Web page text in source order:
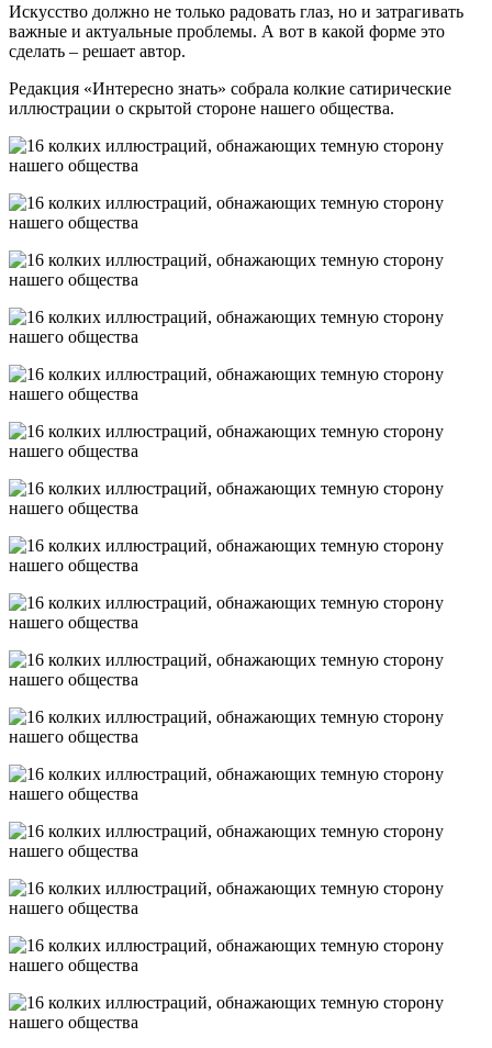
Искусство должно не только радовать глаз, но и затрагивать
важные и актуальные проблемы. А вот в какой форме это
сделать – решает автор.
Редакция «Интересно знать» собрала колкие сатирические
иллюстрации о скрытой стороне нашего общества.